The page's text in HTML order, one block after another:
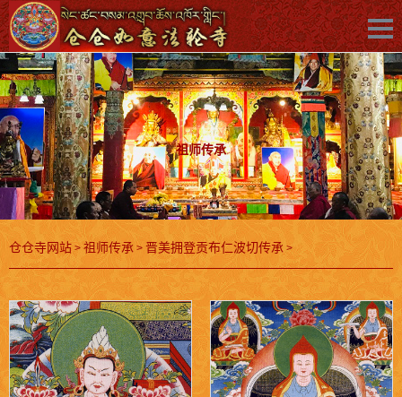
祖师传承
仓仓寺网站> 祖师传承 > 晋美拥登贡布仁波切传承 >